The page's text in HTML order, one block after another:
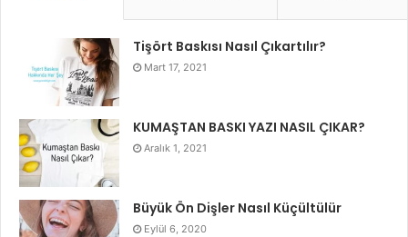
Tişört Baskısı Nasıl Çıkartılır?
Mart 17, 2021
KUMAŞTAN BASKI YAZI NASIL ÇIKAR?
Aralık 1, 2021
Büyük Ön Dişler Nasıl Küçültülür
Eylül 6, 2020